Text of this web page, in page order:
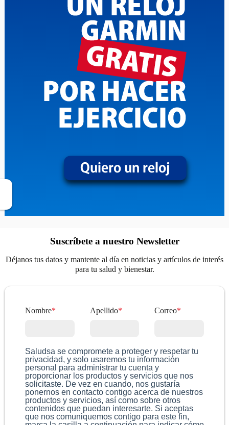
Suscríbete a nuestro Newsletter
Déjanos tus datos y mantente al día en noticias y artículos de interés
para tu salud y bienestar.
Nombre* Apellido* Correo*
Saludsa se compromete a proteger y respetar tu
privacidad, y solo usaremos tu información
personal para administrar tu cuenta y
proporcionar los productos y servicios que nos
solicitaste. De vez en cuando, nos gustaría
ponernos en contacto contigo acerca de nuestros
productos y servicios, así como sobre otros
contenidos que puedan interesarte. Si aceptas
que nos comuniquemos contigo para este fin,